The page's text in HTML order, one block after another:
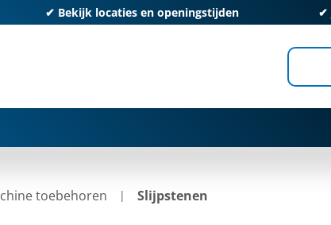
✔ Bekijk locaties en openingstijden ✔
toebehoren Slijpstenen